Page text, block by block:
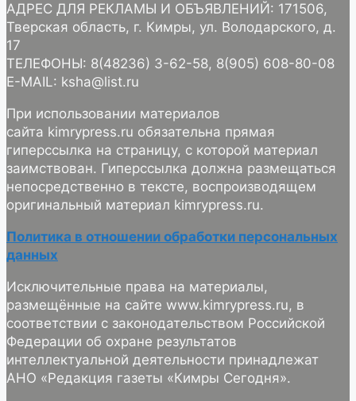
АДРЕС ДЛЯ РЕКЛАМЫ И ОБЪЯВЛЕНИЙ: 171506,
Тверская область, г. Кимры, ул. Володарского, д.
17
ТЕЛЕФОНЫ: 8(48236) 3-62-58, 8(905) 608-80-08
E-MAIL: ksha@list.ru
При использовании материалов
сайта kimrypress.ru обязательна прямая
гиперссылка на страницу, с которой материал
заимствован. Гиперссылка должна размещаться
непосредственно в тексте, воспроизводящем
оригинальный материал kimrypress.ru.
Политика в отношении обработки персональных
данных
Исключительные права на материалы,
размещённые на сайте www.kimrypress.ru, в
соответствии с законодательством Российской
Федерации об охране результатов
интеллектуальной деятельности принадлежат
АНО «Редакция газеты «Кимры Сегодня».